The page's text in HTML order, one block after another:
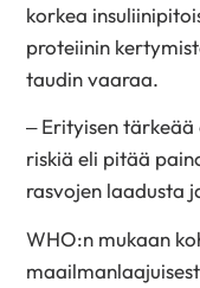
korkea
proteiinin
taudin vaaraa.
– Erityisen
riskiä eli pitää
rasvojen laadusta
WHO:n mukaan